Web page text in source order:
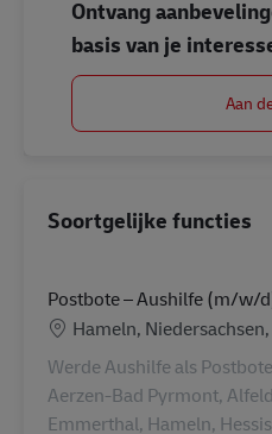
Ontvang
basis van je
Aan
Soortgelijke functies
Postbote – Aushilfe (m/w/
Locatie
Hameln,
Werde Aushilfe als
Aerzen-Bad Pyrmont,
Emmerthal, Hameln,